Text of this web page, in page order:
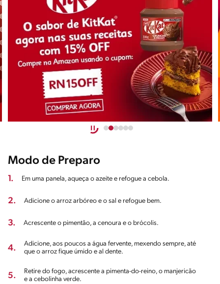
Modo de Preparo
1. Em uma panela, aqueça o azeite e refogue a cebola.
2. Adicione o arroz arbóreo e o sal e refogue bem.
3. Acrescente o pimentão, a cenoura e o brócolis.
4.
Adicione, aos poucos a água fervente, mexendo sempre, até
que o arroz fique úmido e al dente.
5.
Retire do fogo, acrescente a pimenta-do-reino, o manjericão
e a cebolinha verde.